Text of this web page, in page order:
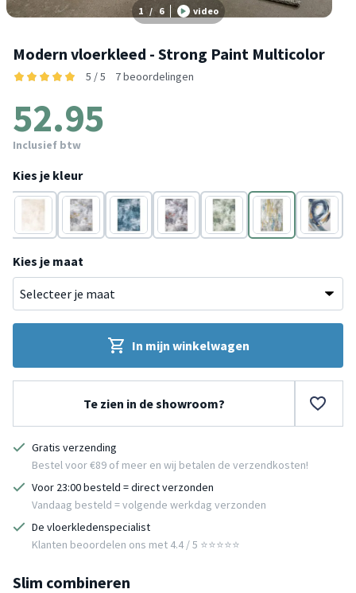
1 / 6 video
Modern vloerkleed - Strong Paint Multicolor
5 / 5 7 beoordelingen
52.95
Inclusief btw
Kies je kleur
Crème Grijs TurquoiseGrijs Groen MulticolorBlauw
Kies je maat
In mijn winkelwagen
Te zien in de showroom?
Gratis verzending
Bestel voor €89 of meer en wij betalen de verzendkosten!
Voor 23:00 besteld = direct verzonden
Vandaag besteld = volgende werkdag verzonden
De vloerkledenspecialist
Klanten beoordelen ons met 4.4 / 5 ⭐⭐⭐⭐⭐
Slim combineren